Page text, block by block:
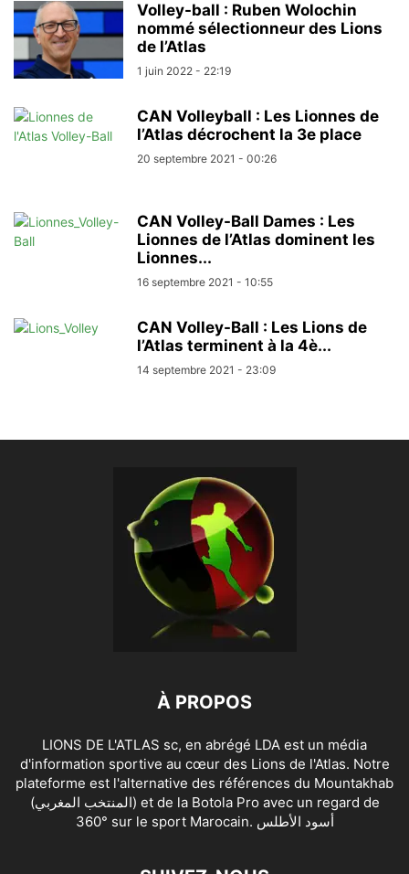
Volley-ball : Ruben Wolochin
nommé sélectionneur des Lions
de l’Atlas
1 juin 2022 - 22:19
CAN Volleyball : Les Lionnes de
l’Atlas décrochent la 3e place
20 septembre 2021 - 00:26
CAN Volley-Ball Dames : Les
Lionnes de l’Atlas dominent les
Lionnes...
16 septembre 2021 - 10:55
CAN Volley-Ball : Les Lions de
l’Atlas terminent à la 4è...
14 septembre 2021 - 23:09
À PROPOS
LIONS DE L'ATLAS sc, en abrégé LDA est un média
d'information sportive au cœur des Lions de l'Atlas. Notre
plateforme est l'alternative des références du Mountakhab
(المنتخب المغربي) et de la Botola Pro avec un regard de
360° sur le sport Marocain. أسود الأطلس